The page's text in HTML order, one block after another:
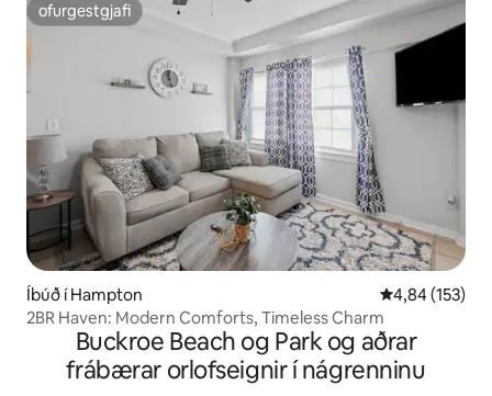
ofurgestgjafi
ofurgestgjafi
Íbúð í Hampton 4,84 af 5 í
4,84 (153)
2BR Haven: Modern Comforts, Timeless Charm
Buckroe Beach og Park og aðrar
frábærar orlofseignir í nágrenninu